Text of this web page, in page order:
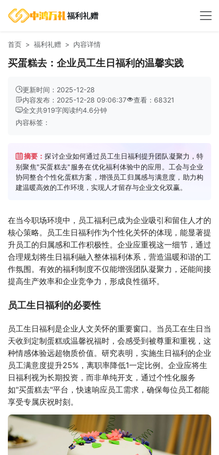
福利礼赠
首页 福利礼赠 内容详情
买蛋糕去：企业员工生日福利的温馨实践
更新时间：2025-12-28
内容发布：2025-12-28 09:06:37
查看：68321
全文共919字阅读约4.6分钟
内容标签：
摘要：探讨企业如何通过员工生日福利提升团队凝聚力，特
别聚焦"买蛋糕去"服务在优化福利体验中的应用。工会与企业
协同整合个性化蛋糕方案，增强员工归属感与满意度，助力构
建温暖高效的工作环境，实现人才留存与企业文化双赢。
在当今职场环境中，员工福利已成为企业吸引和留住人才的
核心策略。员工生日福利作为个性化关怀的体现，能显著提
升员工的归属感和工作积极性。企业应重视这一细节，通过
合理规划将生日福利融入整体福利体系，营造温暖和谐的工
作氛围。有效的福利制度不仅能增强团队凝聚力，还能间接
提高生产效率和企业竞争力，形成良性循环。
员工生日福利的必要性
员工生日福利是企业人文关怀的重要窗口。当员工在生日当
天收到定制蛋糕或温馨祝福时，会感受到被尊重和重视，这
种情感体验远超物质价值。研究表明，实施生日福利的企业
员工满意度提升25%，离职率降低1一定比例。企业应将生
日福利视为长期投资，而非单纯开支，通过个性化服务
如"买蛋糕去"平台，快速响应员工需求，确保每位员工都能
享受专属庆祝时刻。